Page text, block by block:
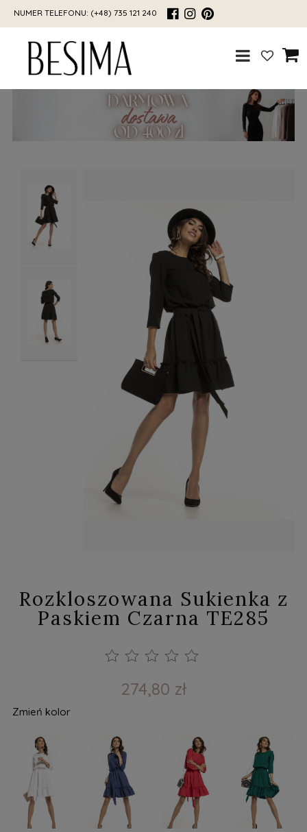
NUMER TELEFONU: (+48) 735 121 240
Rozkloszowana Sukienka z
Paskiem Czarna TE285
274,80 zł
Zmień kolor